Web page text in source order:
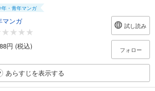
年・青年マンガ
マンガ
円 (税込)
試し読み
フォロー
あらすじを表示する